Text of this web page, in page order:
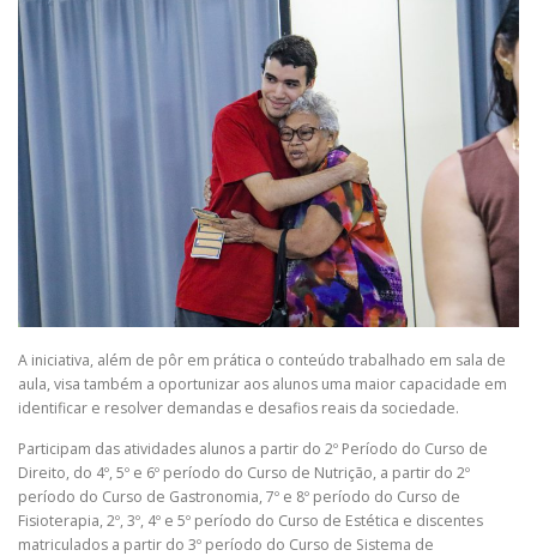
A iniciativa, além de pôr em prática o conteúdo trabalhado em sala de
aula, visa também a oportunizar aos alunos uma maior capacidade em
identificar e resolver demandas e desafios reais da sociedade.
Participam das atividades alunos a partir do 2º Período do Curso de
Direito, do 4º, 5º e 6º período do Curso de Nutrição, a partir do 2º
período do Curso de Gastronomia, 7º e 8º período do Curso de
Fisioterapia, 2º, 3º, 4º e 5º período do Curso de Estética e discentes
matriculados a partir do 3º período do Curso de Sistema de